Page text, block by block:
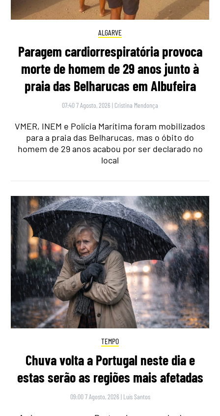
ALGARVE
Paragem cardiorrespiratória provoca
morte de homem de 29 anos junto à
praia das Belharucas em Albufeira
07:40 7 Agosto, 2026 | Cristina Mendonça
VMER, INEM e Polícia Marítima foram mobilizados
para a praia das Belharucas, mas o óbito do
homem de 29 anos acabou por ser declarado no
local
TEMPO
Chuva volta a Portugal neste dia e
estas serão as regiões mais afetadas
09:00 7 Agosto, 2026 | Luís Santos